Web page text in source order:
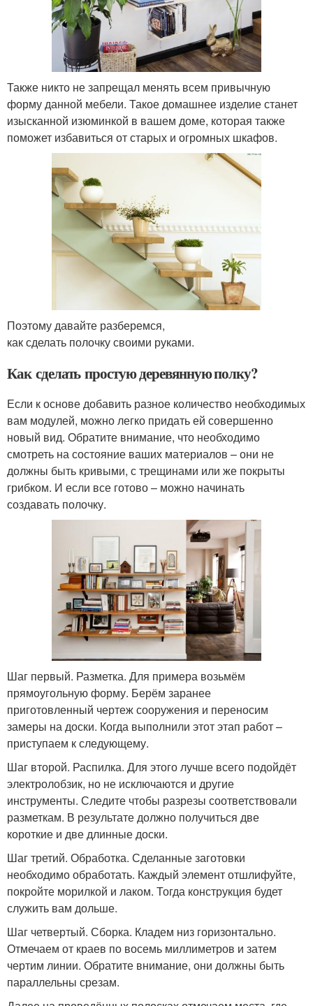
Также никто не запрещал менять всем привычную
форму данной мебели. Такое домашнее изделие станет
изысканной изюминкой в вашем доме, которая также
поможет избавиться от старых и огромных шкафов.
Поэтому давайте разберемся,
как сделать полочку своими руками.
Как сделать простую деревянную полку?
Если к основе добавить разное количество необходимых
вам модулей, можно легко придать ей совершенно
новый вид. Обратите внимание, что необходимо
смотреть на состояние ваших материалов – они не
должны быть кривыми, с трещинами или же покрыты
грибком. И если все готово – можно начинать
создавать полочку.
Шаг первый. Разметка. Для примера возьмём
прямоугольную форму. Берём заранее
приготовленный чертеж сооружения и переносим
замеры на доски. Когда выполнили этот этап работ –
приступаем к следующему.
Шаг второй. Распилка. Для этого лучше всего подойдёт
электролобзик, но не исключаются и другие
инструменты. Следите чтобы разрезы соответствовали
разметкам. В результате должно получиться две
короткие и две длинные доски.
Шаг третий. Обработка. Сделанные заготовки
необходимо обработать. Каждый элемент отшлифуйте,
покройте морилкой и лаком. Тогда конструкция будет
служить вам дольше.
Шаг четвертый. Сборка. Кладем низ горизонтально.
Отмечаем от краев по восемь миллиметров и затем
чертим линии. Обратите внимание, они должны быть
параллельны срезам.